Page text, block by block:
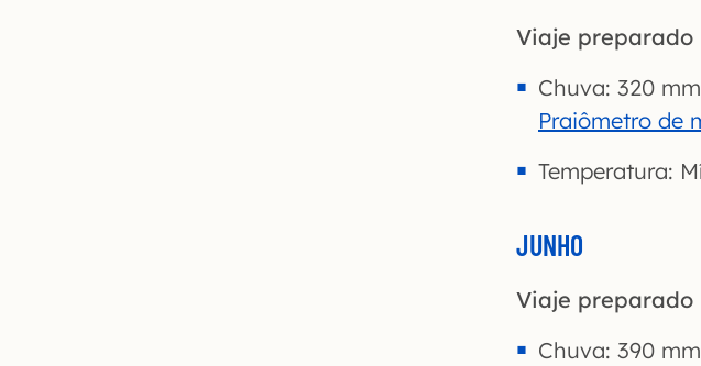
Viaje preparado
Chuva: 320
Praiômetro de
Temperatura:
JUNHO
Viaje preparado
Chuva: 390